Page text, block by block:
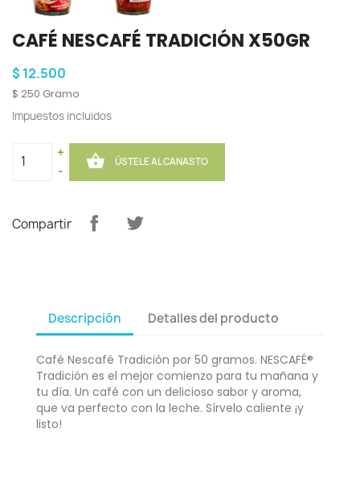
CAFÉ NESCAFÉ TRADICIÓN X50GR
$ 12.500
$ 250 Gramo
Impuestos incluidos
+
-
 ÚSTELE AL CANASTO
Compartir
Descripción Detalles del producto
Café Nescafé Tradición por 50 gramos. NESCAFÉ®
Tradición es el mejor comienzo para tu mañana y
tu día. Un café con un delicioso sabor y aroma,
que va perfecto con la leche. Sírvelo caliente ¡y
listo!